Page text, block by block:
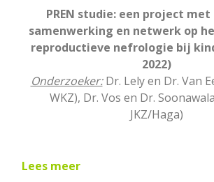
PREN studie: een project
samenwerking en netwerk op
reproductieve nefrologie bij
2022)
Onderzoeker:Dr. Lely en Dr. Van
WKZ), Dr. Vos en Dr.
JKZ/Haga)
Lees meer